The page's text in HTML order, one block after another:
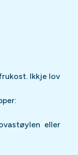
Ikkje lov
eller